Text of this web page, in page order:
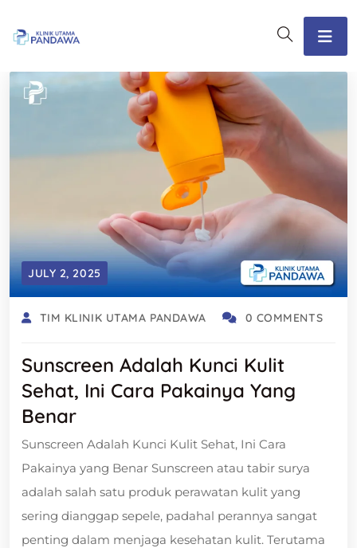
JULY 2, 2025
TIM KLINIK UTAMA PANDAWA 0 COMMENTS
Sunscreen Adalah Kunci Kulit
Sehat, Ini Cara Pakainya Yang
Benar
Sunscreen Adalah Kunci Kulit Sehat, Ini Cara
Pakainya yang Benar Sunscreen atau tabir surya
adalah salah satu produk perawatan kulit yang
sering dianggap sepele, padahal perannya sangat
penting dalam menjaga kesehatan kulit. Terutama